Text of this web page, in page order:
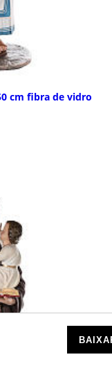
cm fibra de vidro